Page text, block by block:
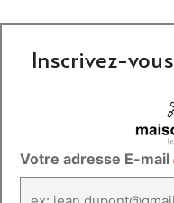
Inscrivez-
Votre adresse E-mail